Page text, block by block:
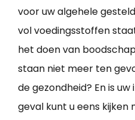
voor uw algehele
vol voedingsstoffen
het doen van
staan niet meer ten
de gezondheid? En is
geval kunt u eens kijken